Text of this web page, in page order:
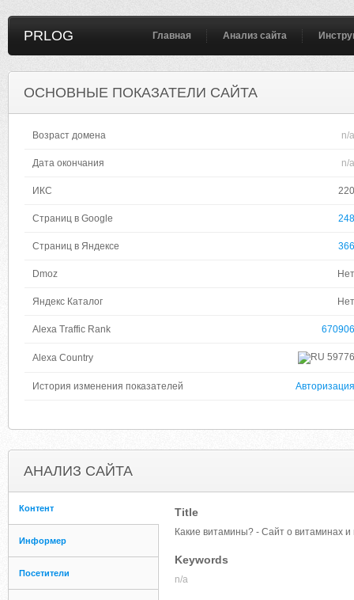
PRLOG Главная Анализ сайта
ОСНОВНЫЕ ПОКАЗАТЕЛИ САЙТА
Возраст домена n/a
Дата окончания n/a
ИКС 220
Страниц в Google 248
Страниц в Яндексе 366
Dmoz Нет
Яндекс Каталог Нет
Alexa Traffic Rank 670906
Alexa Country 59776
История изменения показателей Авторизация
АНАЛИЗ САЙТА
Контент
Информер
Посетители
Title
Какие витамины? - Сайт о витаминах
Keywords
n/a